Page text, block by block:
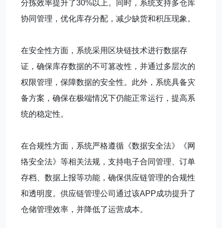
分拣效率提升了30%以上。同时，系统支持多仓库
协同管理，优化库存分配，减少缺货和积压现象。
在安全性方面，系统采用区块链技术进行数据存
证，确保库存数据的不可篡改性，并通过多层次的
权限管理，保障数据的安全性。此外，系统具备灾
备方案，确保在极端情况下仍能正常运行，提高系
统的稳定性。
在合规性方面，系统严格遵循《数据安全法》《网
络安全法》等相关法规，支持电子合同管理、订单
存档、数据上报等功能，确保供应链管理的合规性
和透明度。供应链管理公司通过该APP成功提升了
仓储管理效率，并降低了运营成本。